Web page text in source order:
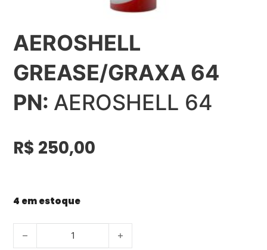
AEROSHELL
GREASE/GRAXA 64
PN: AEROSHELL 64
R$ 250,00
4 em estoque
AEROSHELL GREASE/GRAXA 64 quantidade